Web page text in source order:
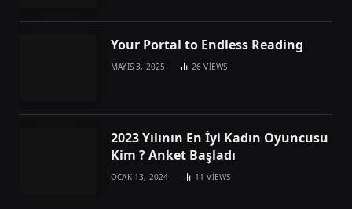
Your Portal to Endless Reading
MAYIS 3, 2025 26VIEWS
2023 Yılının En İyi Kadın Oyuncusu
Kim ? Anket Başladı
OCAK 13, 2024 11VIEWS